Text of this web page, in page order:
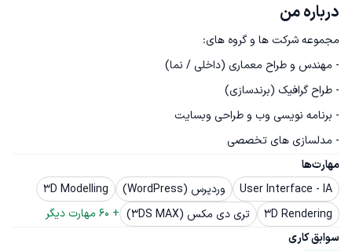
درباره من
- مدلسازی های تخصصی
مهارت‌ها
User Interface - IA
وردپرس (WordPress)
3D Modelling
3D Rendering
تری دی مکس (3DS MAX) +
60 مهارت دیگر
سوابق کاری